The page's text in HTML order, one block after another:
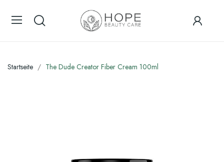
Startseite The Dude Creator Fiber Cream 100ml